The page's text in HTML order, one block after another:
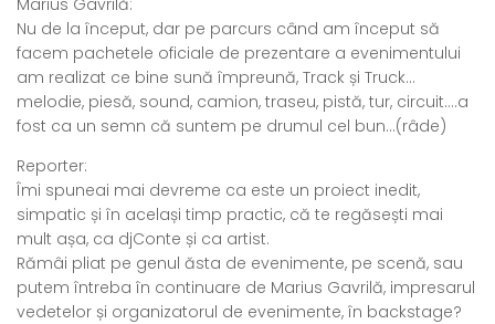
Nu de la început, dar pe parcurs când am început să
facem pachetele oficiale de prezentare a evenimentului
am realizat ce bine sună împreună, Track și Truck…
melodie, piesă, sound, camion, traseu, pistă, tur, circuit….a
fost ca un semn că suntem pe drumul cel bun…(râde)
Reporter:
Îmi spuneai mai devreme ca este un proiect inedit,
simpatic și în același timp practic, că te regăsești mai
mult așa, ca djConte și ca artist.
Rămâi pliat pe genul ăsta de evenimente, pe scenă, sau
putem întreba în continuare de Marius Gavrilă, impresarul
vedetelor și organizatorul de evenimente, în backstage?